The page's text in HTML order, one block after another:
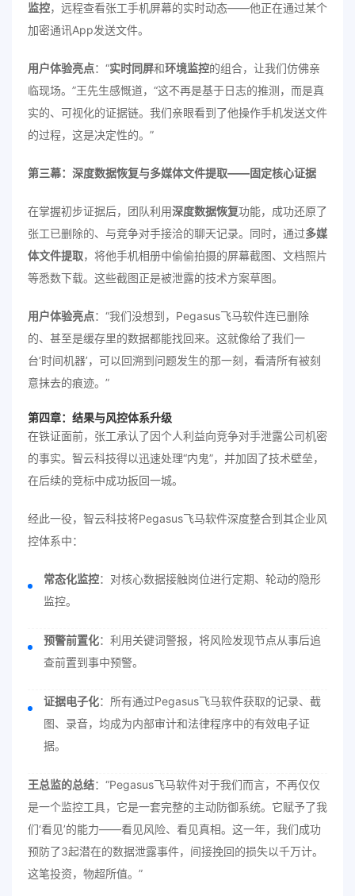
监控，远程查看张工手机屏幕的实时动态——他正在通过某个
加密通讯App发送文件。
用户体验亮点：“实时同屏和环境监控的组合，让我们仿佛亲
临现场。”王先生感慨道，“这不再是基于日志的推测，而是真
实的、可视化的证据链。我们亲眼看到了他操作手机发送文件
的过程，这是决定性的。”
第三幕：深度数据恢复与多媒体文件提取——固定核心证据
在掌握初步证据后，团队利用深度数据恢复功能，成功还原了
张工已删除的、与竞争对手接洽的聊天记录。同时，通过多媒
体文件提取，将他手机相册中偷偷拍摄的屏幕截图、文档照片
等悉数下载。这些截图正是被泄露的技术方案草图。
用户体验亮点：“我们没想到，Pegasus飞马软件连已删除
的、甚至是缓存里的数据都能找回来。这就像给了我们一
台‘时间机器’，可以回溯到问题发生的那一刻，看清所有被刻
意抹去的痕迹。”
第四章：结果与风控体系升级
在铁证面前，张工承认了因个人利益向竞争对手泄露公司机密
的事实。智云科技得以迅速处理“内鬼”，并加固了技术壁垒，
在后续的竞标中成功扳回一城。
经此一役，智云科技将Pegasus飞马软件深度整合到其企业风
控体系中：
常态化监控：对核心数据接触岗位进行定期、轮动的隐形
监控。
预警前置化：利用关键词警报，将风险发现节点从事后追
查前置到事中预警。
证据电子化：所有通过Pegasus飞马软件获取的记录、截
图、录音，均成为内部审计和法律程序中的有效电子证
据。
王总监的总结：“Pegasus飞马软件对于我们而言，不再仅仅
是一个监控工具，它是一套完整的主动防御系统。它赋予了我
们‘看见’的能力——看见风险、看见真相。这一年，我们成功
预防了3起潜在的数据泄露事件，间接挽回的损失以千万计。
这笔投资，物超所值。”